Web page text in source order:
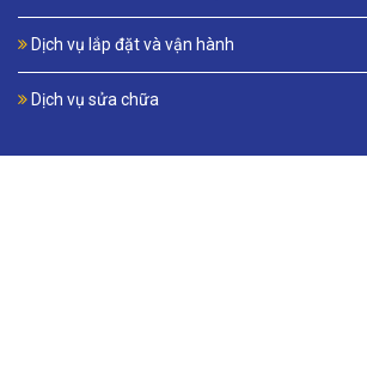
Dịch vụ lắp đặt và vận hành
Dịch vụ sửa chữa